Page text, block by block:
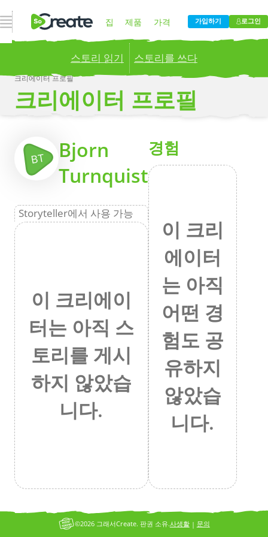
내비게이션 열기 집 제품 가격
블로그 회사
가입하기 로그인
스토리 읽기 스토리를 쓰다
Publish your stories to a global audience.
now!
크리에이터 프로필
크리에이터 프로필
BT
Bjorn
Turnquist
Storyteller에서 사용 가능
이 크리에이
터는 아직 스
토리를 게시
하지 않았습
니다.
경험
이 크리
에이터
는 아직
어떤 경
험도 공
유하지
않았습
니다.
사생활| 문의
©2026 그래서Create. 판권 소유.